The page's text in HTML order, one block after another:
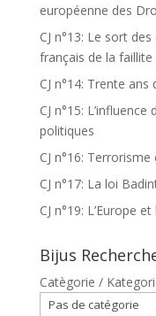
européenne des
CJ n°13: Le sort
français de la faillite
CJ n°14: Trente
CJ n°15:
politiques
CJ n°16:
CJ n°17: La loi
CJ n°19: L’Europe
Bijus
Catègorie /